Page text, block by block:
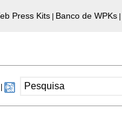
Press Kits Banco de WPKs